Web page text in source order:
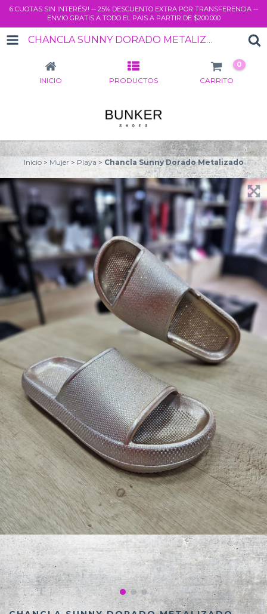
6 CUOTAS SIN INTERÉS!! -- 25% DESCUENTO EXTRA POR TRANSFERENCIA --
ENVIO GRATIS A TODO EL PAIS A PARTIR DE $200.000
CHANCLA SUNNY DORADO METALIZADO
INICIO PRODUCTOS CARRITO
0
Inicio > Mujer > Playa > Chancla Sunny Dorado Metalizado